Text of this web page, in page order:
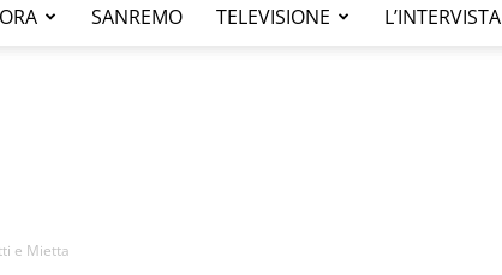
SANREMO TELEVISIONE L’INTERVISTA
e Mietta